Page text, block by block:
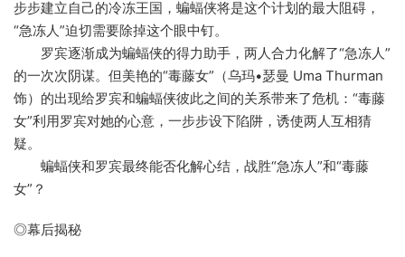
步步建立自己的冷冻王国，蝙蝠侠将是这个计划的最大阻碍，
“急冻人”迫切需要除掉这个眼中钉。
罗宾逐渐成为蝙蝠侠的得力助手，两人合力化解了“急冻人”
的一次次阴谋。但美艳的“毒藤女”（乌玛•瑟曼 Uma Thurman
饰）的出现给罗宾和蝙蝠侠彼此之间的关系带来了危机：“毒藤
女”利用罗宾对她的心意，一步步设下陷阱，诱使两人互相猜
疑。
蝙蝠侠和罗宾最终能否化解心结，战胜“急冻人”和“毒藤
女”？
◎幕后揭秘